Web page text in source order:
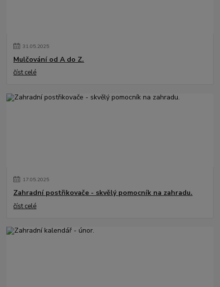
31.05.2025
Mulčování od A do Z.
číst celé
17.05.2025
Zahradní postřikovače - skvělý pomocník na zahradu.
číst celé